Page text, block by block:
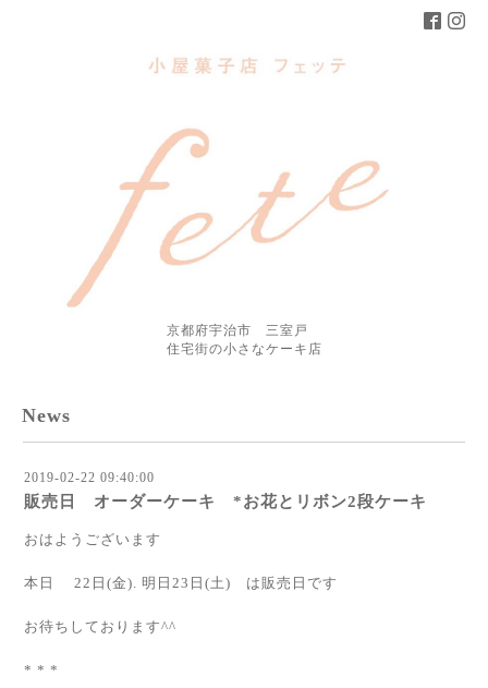
京都府宇治市 三室戸
住宅街の小さなケーキ店
News
2019-02-22 09:40:00
販売日 オーダーケーキ *お花とリボン2段ケーキ
おはようございます
本日 22日(金). 明日23日(土) は販売日です
お待ちしております^^
* * *